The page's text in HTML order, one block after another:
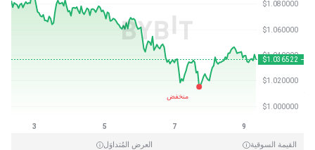
القمَّة التاريخية
₴0.002686
القيمة السوقية العرض المُتداوَل